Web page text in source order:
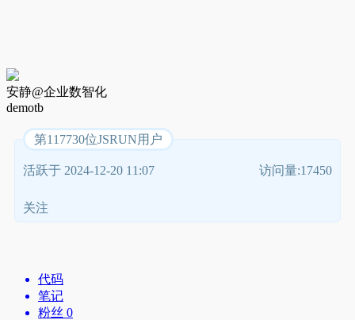
安静@企业数智化
demotb
第117730位JSRUN用户
活跃于 2024-12-20 11:07 访问量:17450
关注
代码
笔记
粉丝 0